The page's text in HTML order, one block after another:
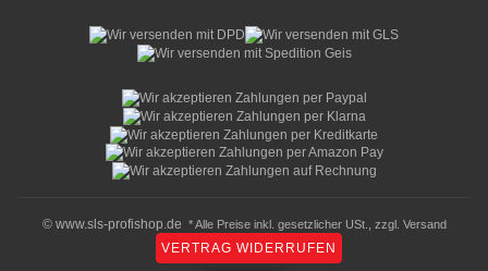
© www.sls-profishop.de * Alle Preise inkl. gesetzlicher USt., zzgl. Versand
VERTRAG WIDERRUFEN